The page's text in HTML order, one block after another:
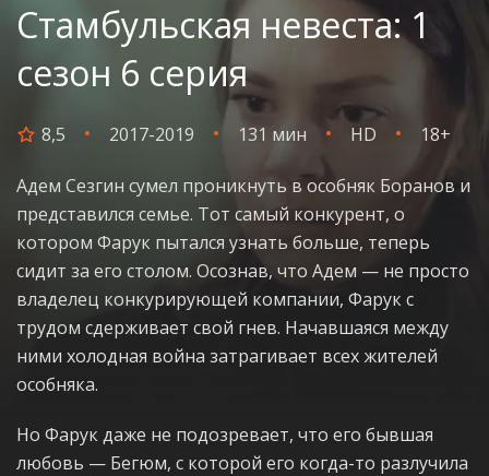
Стамбульская невеста: 1
сезон 6 серия
8,5 2017-2019 131 мин HD 18+
Адем Сезгин сумел проникнуть в особняк Боранов и
представился семье. Тот самый конкурент, о
котором Фарук пытался узнать больше, теперь
сидит за его столом. Осознав, что Адем — не просто
владелец конкурирующей компании, Фарук с
трудом сдерживает свой гнев. Начавшаяся между
ними холодная война затрагивает всех жителей
особняка.
Но Фарук даже не подозревает, что его бывшая
любовь — Бегюм, с которой его когда-то разлучила